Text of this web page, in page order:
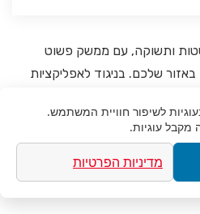
ותשוקה, עם ממשק פשוט
שלכם. בניגוד לאפליקציות
דווקא מעודדת היכרות מיידית
חוויה או סטוץ מזדמן. עם
הדדי, והפרטיות נשמרת היטב.
לשיפור חוויית המשתמש.
עוגיות.
מדיניות הפרטיות